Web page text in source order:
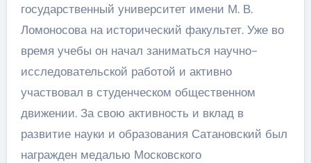
государственный университет имени М. В.
Ломоносова на исторический факультет. Уже во
время учебы он начал заниматься научно-
исследовательской работой и активно
участвовал в студенческом общественном
движении. За свою активность и вклад в
развитие науки и образования Сатановский был
награжден медалью Московского